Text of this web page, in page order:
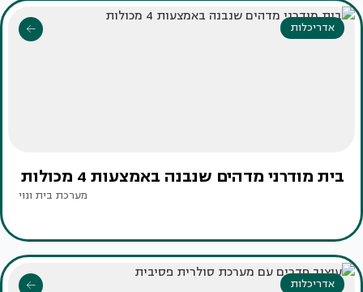
אדריכלות
בית מודרני מדהים שנבנה באמצעות 4 מכולות
מערכת בית ונוי
אדריכלות